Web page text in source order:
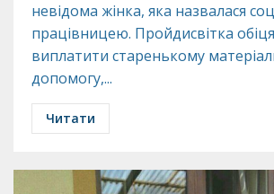
невідома жінка, яка назвалася
працівницею. Пройдисвітка
виплатити старенькому
допомогу,...
Читати